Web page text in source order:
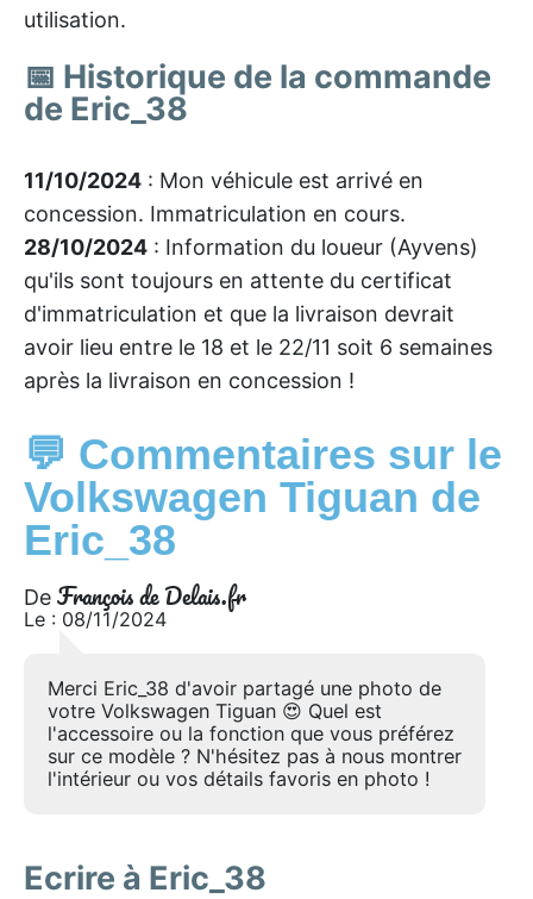
utilisation.
📅 Historique de la commande
de Eric_38
11/10/2024 : Mon véhicule est arrivé en
concession. Immatriculation en cours.
28/10/2024 : Information du loueur (Ayvens)
qu'ils sont toujours en attente du certificat
d'immatriculation et que la livraison devrait
avoir lieu entre le 18 et le 22/11 soit 6 semaines
après la livraison en concession !
💬 Commentaires sur le
Volkswagen Tiguan de
Eric_38
De François de Delais.fr
Le : 08/11/2024
Merci Eric_38 d'avoir partagé une photo de
votre Volkswagen Tiguan 😍 Quel est
l'accessoire ou la fonction que vous préférez
sur ce modèle ? N'hésitez pas à nous montrer
l'intérieur ou vos détails favoris en photo !
Ecrire à Eric_38